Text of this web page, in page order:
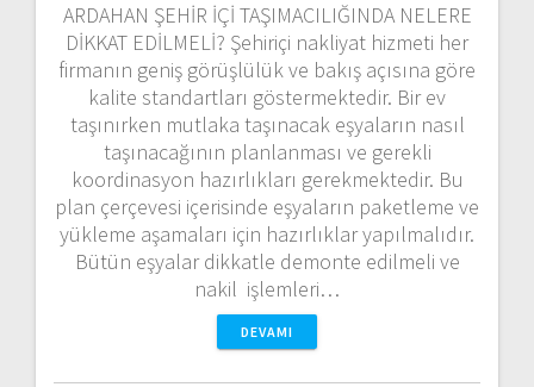
ARDAHAN ŞEHİR İÇİ TAŞIMACILIĞINDA NELERE
DİKKAT EDİLMELİ? Şehiriçi nakliyat hizmeti her
firmanın geniş görüşlülük ve bakış açısına göre
kalite standartları göstermektedir. Bir ev
taşınırken mutlaka taşınacak eşyaların nasıl
taşınacağının planlanması ve gerekli
koordinasyon hazırlıkları gerekmektedir. Bu
plan çerçevesi içerisinde eşyaların paketleme ve
yükleme aşamaları için hazırlıklar yapılmalıdır.
Bütün eşyalar dikkatle demonte edilmeli ve
nakil işlemleri…
DEVAMI